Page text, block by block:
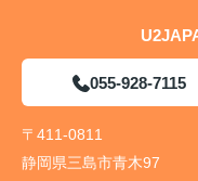
055-928-7115
〒411-0811
静岡県三島市青木97